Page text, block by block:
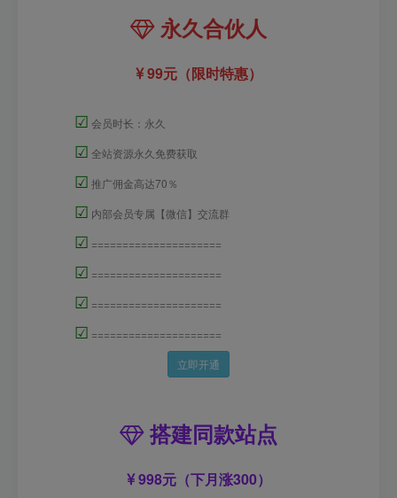
永久合伙人
99元（限时特惠）
☑ 会员时长：永久
☑ 全站资源永久免费获取
☑ 推广佣金高达70％
☑ 内部会员专属【微信】交流群
☑ =====================
☑ =====================
☑ =====================
☑ =====================
立即开通
搭建同款站点
998元（下月涨300）